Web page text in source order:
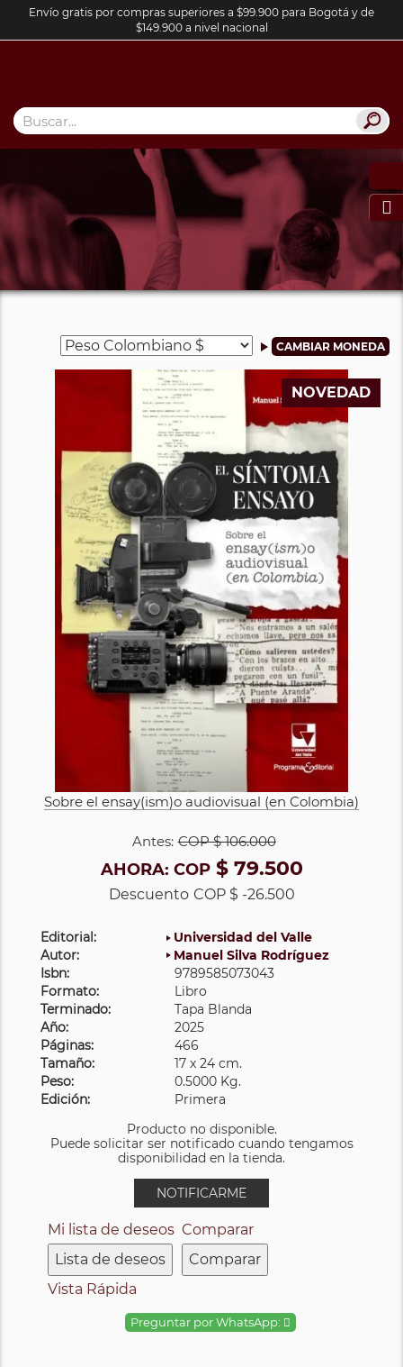
Envío gratis por compras superiores a $99.900 para Bogotá y de
$149.900 a nivel nacional

NOVEDAD
Sobre el ensay(ism)o audiovisual (en Colombia)
Antes: COP$ 106.000
AHORA: COP$ 79.500
Descuento COP $ -26.500
Editorial:
Universidad del Valle
Autor:
Manuel Silva Rodríguez
Isbn:
9789585073043
Formato:
Libro
Terminado:
Tapa Blanda
Año:
2025
Páginas:
466
Tamaño:
17 x 24 cm.
Peso:
0.5000 Kg.
Edición:
Primera
Producto no disponible.
Puede solicitar ser notificado cuando tengamos
disponibilidad en la tienda.
NOTIFICARME
Mi lista de deseos
Lista de deseos
Comparar
Comparar
Vista Rápida
Preguntar por WhatsApp: